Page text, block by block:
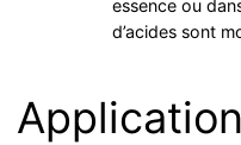
essence ou
d’acides sont